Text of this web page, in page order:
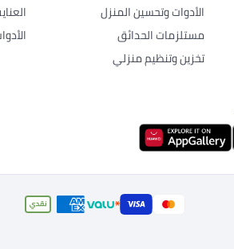
الأدوات وتحسين المنزل
مستلزمات الحدائق
تخزين وتنظيم منزلي